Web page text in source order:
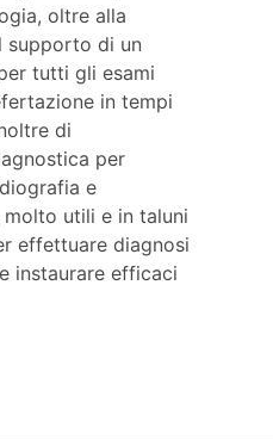
oltre alla
supporto di un
tutti gli esami
in tempi
di
per
e
utili e in taluni
effettuare diagnosi
instaurare efficaci